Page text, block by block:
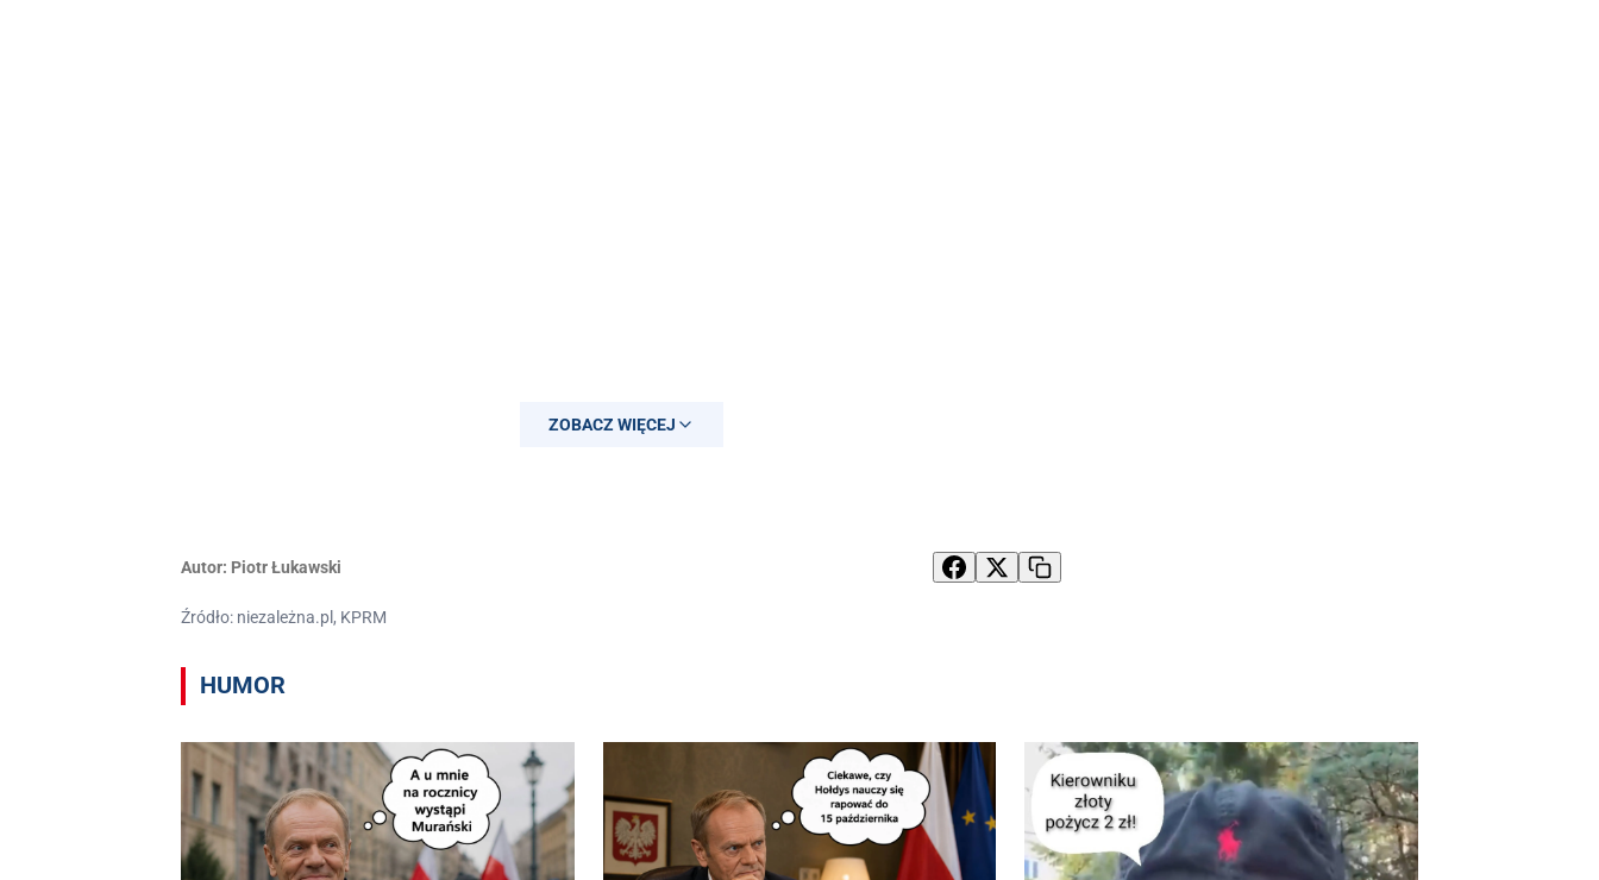
ZOBACZ WIĘCEJ
Autor: Piotr Łukawski
Źródło: niezależna.pl, KPRM
HUMOR